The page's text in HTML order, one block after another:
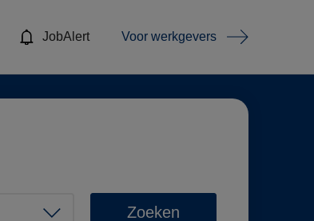
JobAlert Voor werkgevers
Zoeken